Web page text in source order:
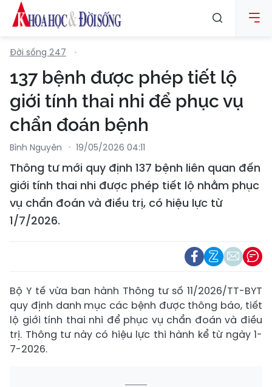
Đời sống 247
137 bệnh được phép tiết lộ
giới tính thai nhi để phục vụ
chẩn đoán bệnh
Bình Nguyên 19/05/2026 04:11
Thông tư mới quy định 137 bệnh liên quan đến
giới tính thai nhi được phép tiết lộ nhằm phục
vụ chẩn đoán và điều trị, có hiệu lực từ
1/7/2026.
Bộ Y tế vừa ban hành Thông tư số 11/2026/TT-BYT
quy định danh mục các bệnh được thông báo, tiết
lộ giới tính thai nhi để phục vụ chẩn đoán và điều
trị. Thông tư này có hiệu lực thi hành kể từ ngày 1-
7-2026.